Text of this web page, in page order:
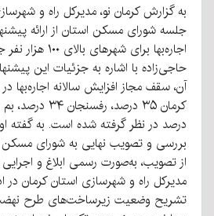
به گزارش کرمان نو، مدیرکل راه و
جلسه شورای مسکن استان از ارائه
اجاره‌بها برای شهرهای بالای ۱۰۰ هزار نفر جمعیت خبر داد.
حاجی‌زاده با اشاره به جزئیات این
درصد در نظر گرفته شده است. به گفته
بررسی و تصویب نهایی به شورای
از تصویب، به‌صورت رسمی ابلاغ و
مدیرکل راه و شهرسازی استان کرمان در
تشریح وضعیت زیرساخت‌های طرح